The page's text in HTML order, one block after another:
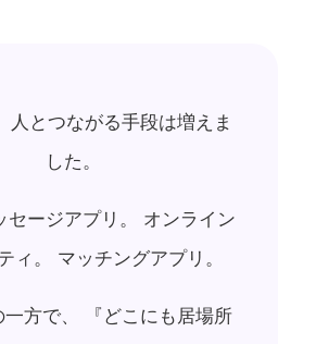
人とつながる手段は増えま
した。
セージアプリ。 オンライン
ィ。 マッチングアプリ。
一方で、 『どこにも居場所